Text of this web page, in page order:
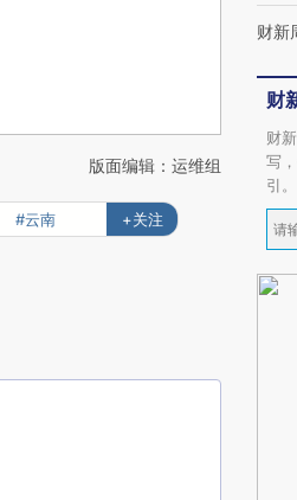
版面编辑：运维组
#云南 +关注
财新
财
财
写
引。